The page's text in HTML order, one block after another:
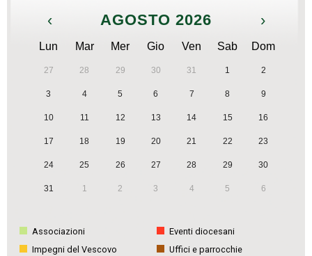
‹ AGOSTO 2026 ›
Lun Mar Mer Gio Ven Sab Dom
27 28 29 30 31 1 2
3 4 5 6 7 8 9
10 11 12 13 14 15 16
17 18 19 20 21 22 23
24 25 26 27 28 29 30
31 1 2 3 4 5 6
Associazioni
Eventi diocesani
Impegni del Vescovo
Uffici e parrocchie